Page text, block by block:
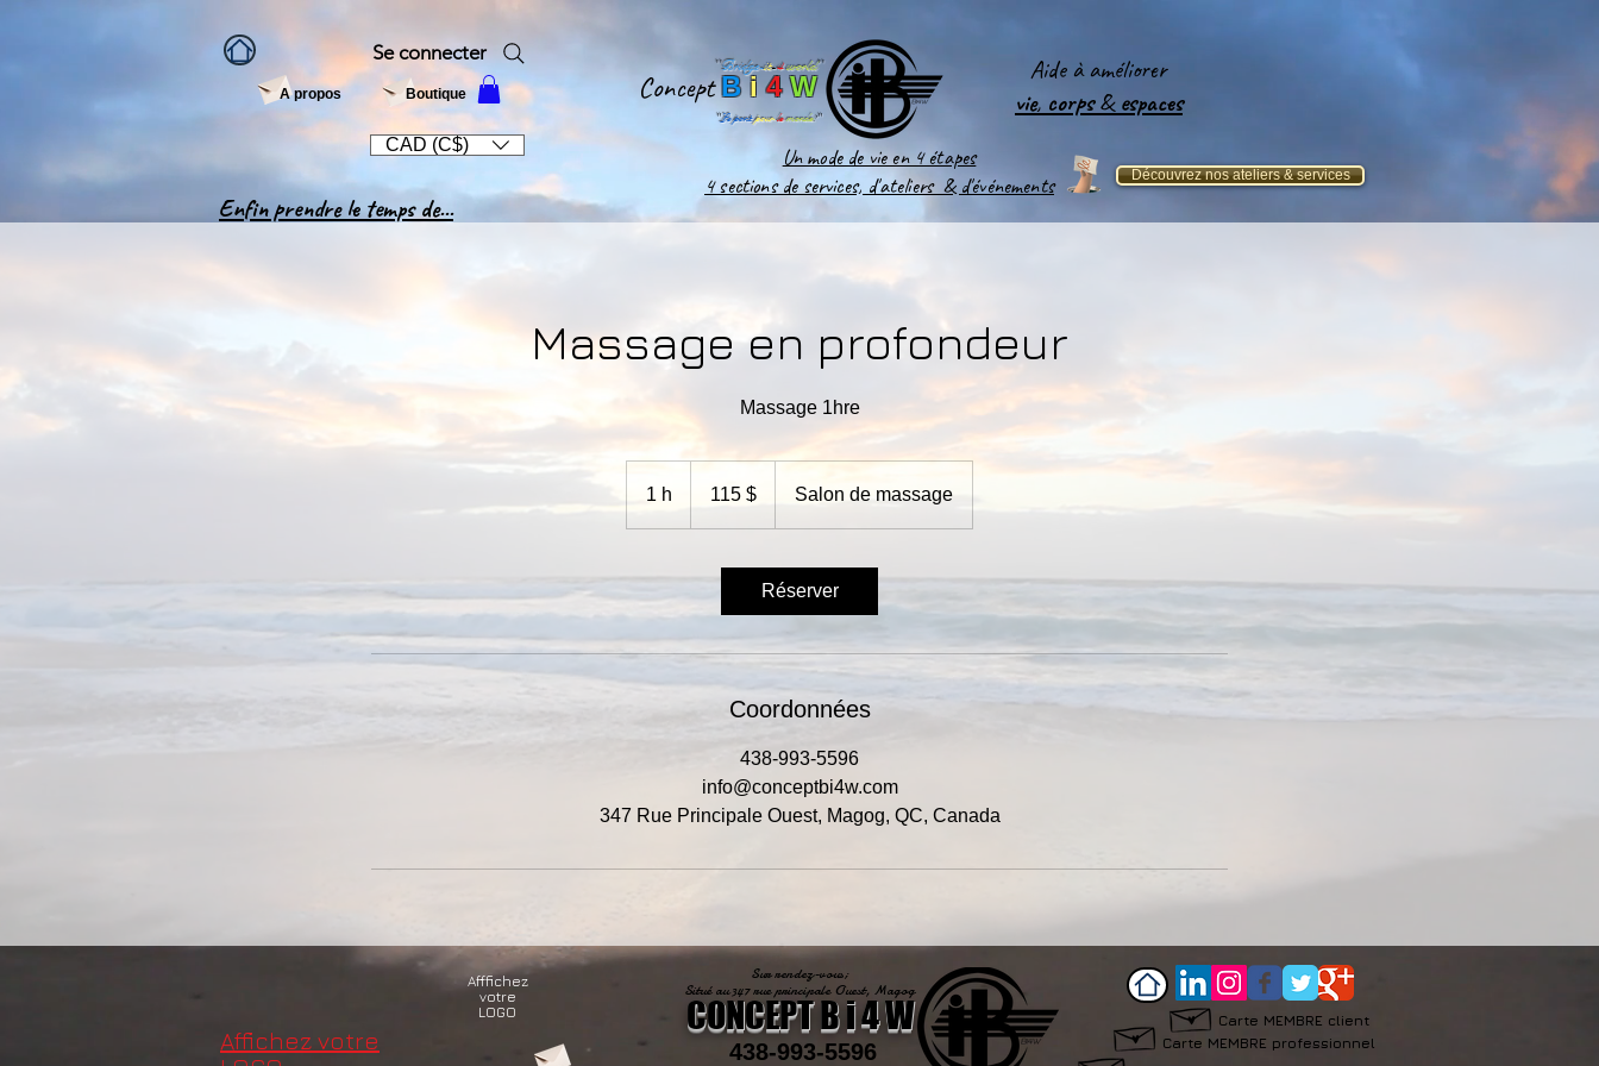
Se connecter
A propos Boutique
CAD (C$)
Enfin prendre le temps de...
ConceptB i 4 W
''Bridge-it-4world''
''Le pontpour le monde!''
Aide à améliorer
vie, corps&espaces​
Un mode de vie en 4 étapes
4 sections de services, d'ateliers & d'événements
Découvrez nos ateliers & services
Massage en profondeur
Massage 1hre
1 h 115 $ Salon de massage
Réserver
Coordonnées
438-993-5596
info@conceptbi4w.com
347 Rue Principale Ouest, Magog, QC, Canada
Sur rendez-vous;
Situé au 347 rue principale Ouest, Magog
Affichez votre
Afffichez
votre
LOGO
CONCEPT B i 4 W
438-993-5596 Carte MEMBRE professionnel
Carte MEMBRE client